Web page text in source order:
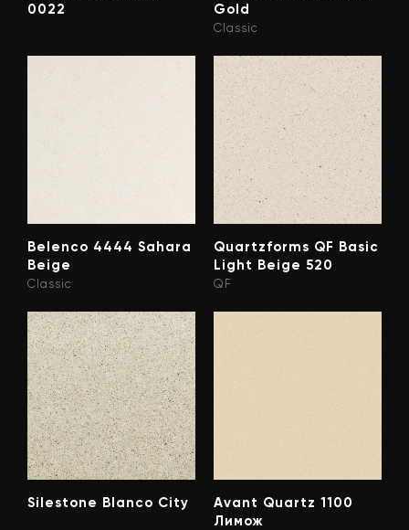
0022
Gold
Classic
Belenco 4444 Sahara
Beige
Classic
Quartzforms QF Basic
Light Beige 520
QF
Silestone Blanco City
Avant Quartz 1100
Лимож